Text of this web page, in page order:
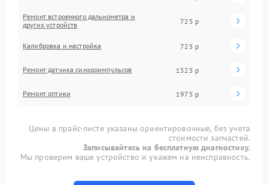
Ремонт встроенного дальнометра и
других устройств
725 р
Калибровка и настройка 725 р
Ремонт датчика синхроимпульсов 1525 р
Ремонт оптики 1975 р
Цены в прайс-листе указаны ориентировочные, без учета
стоимости запчастей.
Записывайтесь на бесплатную диагностику.
Мы проверим ваше устройство и укажем на неисправность.